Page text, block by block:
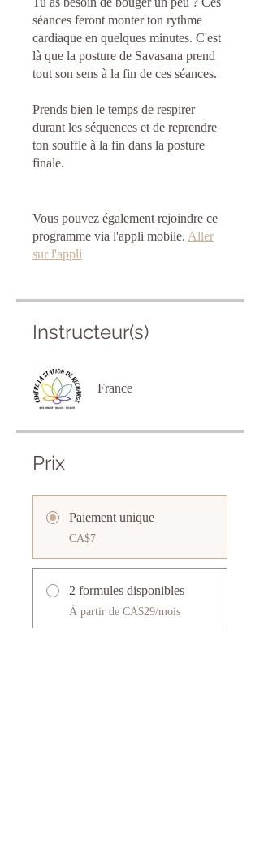
séances feront monter ton rythme
cardiaque en quelques minutes. C'est
là que la posture de Savasana prend
tout son sens à la fin de ces séances.
Prends bien le temps de respirer
durant les séquences et de reprendre
ton souffle à la fin dans la posture
finale.
Vous pouvez également rejoindre ce
programme via l'appli mobile. Aller
sur l'appli
Instructeur(s)
France
Prix
Paiement unique
CA$7
2 formules disponibles
À partir de CA$29/mois